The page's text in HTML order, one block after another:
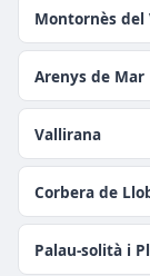
Montornès del
Arenys de Mar
Vallirana
Corbera de
Palau-solità i